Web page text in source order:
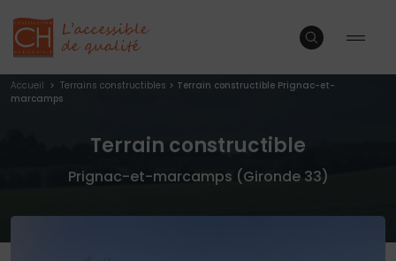
Accueil > Terrains constructibles > Terrain constructible Prignac-et-
marcamps
Terrain constructible
Prignac-et-marcamps (Gironde 33)